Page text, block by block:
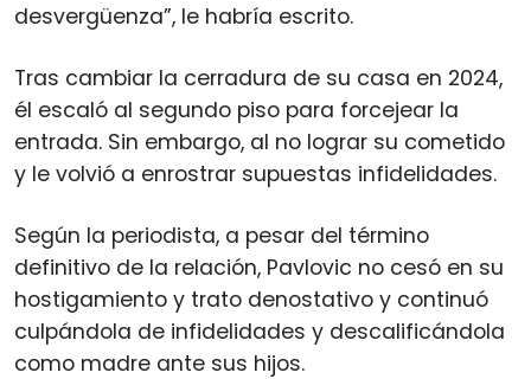
desvergüenza”, le habría escrito.
Tras cambiar la cerradura de su casa en 2024,
él escaló al segundo piso para forcejear la
entrada. Sin embargo, al no lograr su cometido
y le volvió a enrostrar supuestas infidelidades.
Según la periodista, a pesar del término
definitivo de la relación, Pavlovic no cesó en su
hostigamiento y trato denostativo y continuó
culpándola de infidelidades y descalificándola
como madre ante sus hijos.